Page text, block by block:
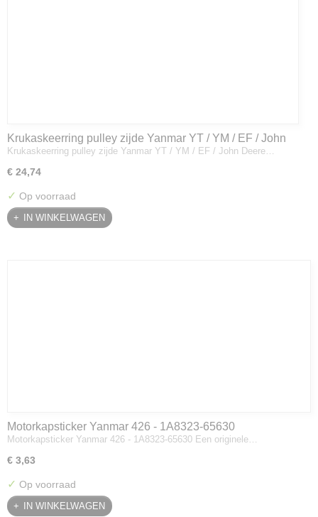
Krukaskeerring pulley zijde Yanmar YT / YM / EF / John
Deere - 119934-01800
Krukaskeerring pulley zijde Yanmar YT / YM / EF / John Deere…
€ 24,74
✓ Op voorraad
IN WINKELWAGEN
Motorkapsticker Yanmar 426 - 1A8323-65630
Motorkapsticker Yanmar 426 - 1A8323-65630 Een originele…
€ 3,63
✓ Op voorraad
IN WINKELWAGEN